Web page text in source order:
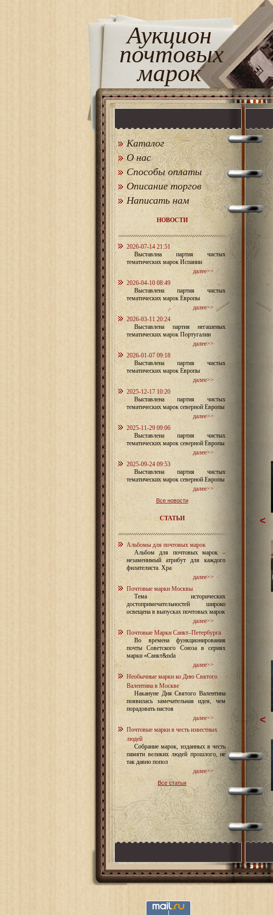
Аукцион
почтовых
марок
Каталог
О нас
Способы оплаты
Описание торгов
Написать нам
НОВОСТИ
2026-07-14 21:51
Выставлна партия чистых
тематических марок Испании
далее>>
2026-04-10 08:49
Выставлена партия чистых
тематических марок Европы
далее>>
2026-03-11 20:24
Выставлена партия негашеных
тематических марок Португалии
далее>>
2026-01-07 09:18
Выставлена партия чистых
тематических марок Европы
далее>>
2025-12-17 10:20
Выставлена партия чистых
тематических марок северной Европы
далее>>
2025-11-29 09:06
Выставлена партия чистых
тематических марок северной Европы
далее>>
2025-09-24 09:53
Выставлена партия чистых
тематических марок северной Европы
далее>>
Все новости
СТАТЬИ
Альбомы для почтовых марок
Альбом для почтовых марок –
незаменимый атрибут для каждого
филателиста. Хра
далее>>
Почтовые марки Москвы
Тема исторических
достопримечательностей широко
освещена в выпусках почтовых марок
далее>>
Почтовые Марки Санкт–Петербурга
Во времена функционирования
почты Советского Союза в сериях
марки «Санкт&nda
далее>>
Необычные марки ко Дню Святого
Валентина в Москве
Накануне Дня Святого Валентина
появилась замечательная идея, чем
порадовать настоя
далее>>
Почтовые марки в честь известных
людей
Собрание марок, изданных в честь
памяти великих людей прошлого, не
так давно попол
далее>>
Все статьи
<
<